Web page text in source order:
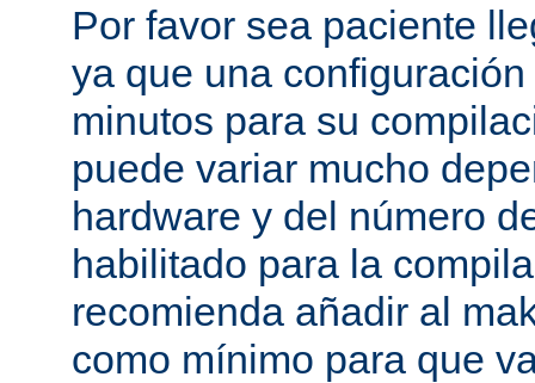
Por favor sea paciente
ya que una
minutos para su
puede variar mucho
hardware y del número
habilitado para la
recomienda añadir al
como mínimo para que